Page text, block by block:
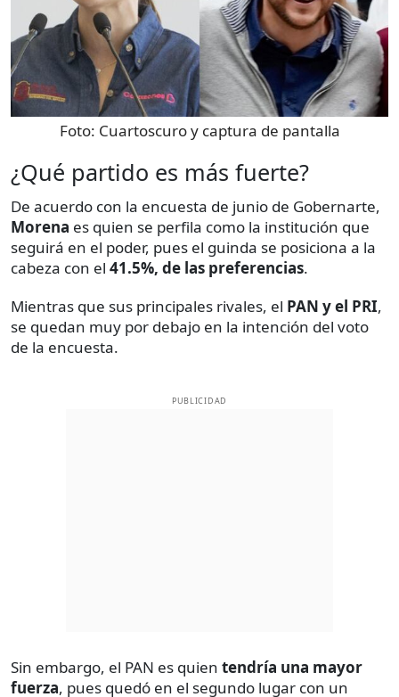
Foto: Cuartoscuro y captura de pantalla
¿Qué partido es más fuerte?
De acuerdo con la encuesta de junio de Gobernarte,
Morena es quien se perfila como la institución que
seguirá en el poder, pues el guinda se posiciona a la
cabeza con el 41.5%, de las preferencias.
Mientras que sus principales rivales, el PAN y el PRI,
se quedan muy por debajo en la intención del voto
de la encuesta.
PUBLICIDAD
Sin embargo, el PAN es quien tendría una mayor
fuerza, pues quedó en el segundo lugar con un